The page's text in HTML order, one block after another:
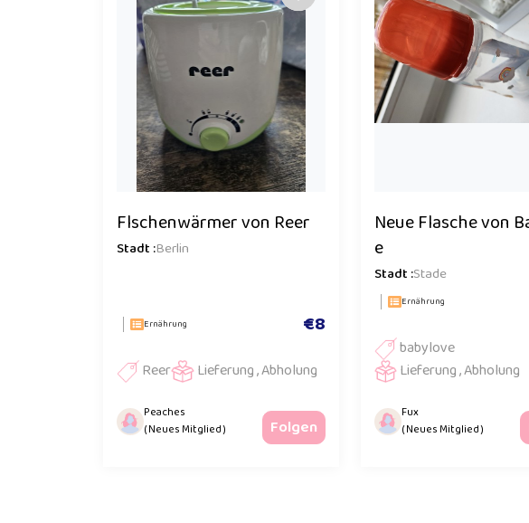
Flschenwärmer von Reer
Stadt :Berlin
Ernährung €8
Reer Lieferung , Abholung
Peaches
( Neues Mitglied )
Folgen
Neue Flasche von
e
Stadt :Stade
Ernährung
babylove
Lieferung , Abholung
Fux
( Neues Mitglied )